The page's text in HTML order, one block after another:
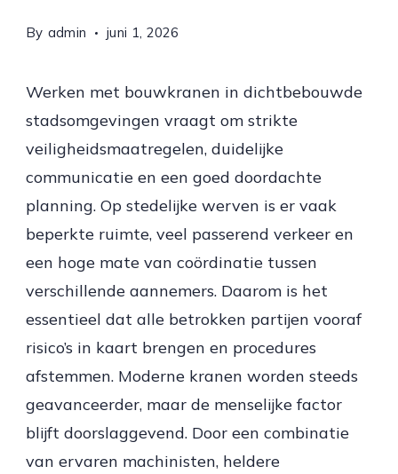
By admin juni 1, 2026
Werken met bouwkranen in dichtbebouwde
stadsomgevingen vraagt om strikte
veiligheidsmaatregelen, duidelijke
communicatie en een goed doordachte
planning. Op stedelijke werven is er vaak
beperkte ruimte, veel passerend verkeer en
een hoge mate van coördinatie tussen
verschillende aannemers. Daarom is het
essentieel dat alle betrokken partijen vooraf
risico’s in kaart brengen en procedures
afstemmen. Moderne kranen worden steeds
geavanceerder, maar de menselijke factor
blijft doorslaggevend. Door een combinatie
van ervaren machinisten, heldere